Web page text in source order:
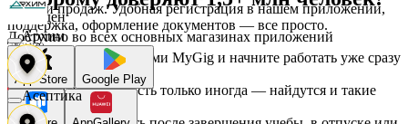
Зенден
Инканто
Архим
Асептика
услуг и продаж. Удобная регистрация в нашем приложении,
поддержка, оформление документов — все просто.
Воспользуйтесь услугами MyGig и начните работать уже сразу
после отклика.
А если нужна занятость только иногда — найдутся и такие
предложения.
Доступно во всех основных магазинах приложений
App Store Google Play